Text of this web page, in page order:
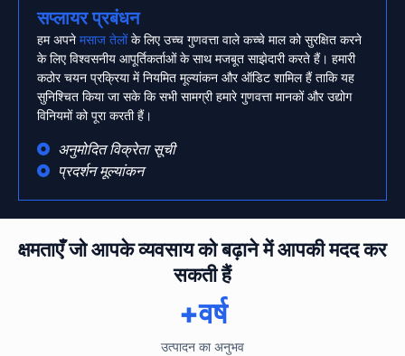
सप्लायर प्रबंधन
हम अपने मसाज तेलोंके लिए उच्च गुणवत्ता वाले कच्चे माल को सुरक्षित करने
के लिए विश्वसनीय आपूर्तिकर्ताओं के साथ मजबूत साझेदारी करते हैं। हमारी
कठोर चयन प्रक्रिया में नियमित मूल्यांकन और ऑडिट शामिल हैं ताकि यह
सुनिश्चित किया जा सके कि सभी सामग्री हमारे गुणवत्ता मानकों और उद्योग
विनियमों को पूरा करती हैं।
अनुमोदित विक्रेता सूची
प्रदर्शन मूल्यांकन
क्षमताएँ जो आपके व्यवसाय को बढ़ाने में आपकी मदद कर
सकती हैं
उत्पादन का अनुभव
+वर्ष